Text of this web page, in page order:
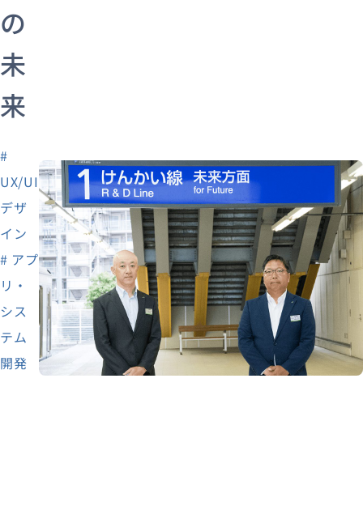
の
未
来
#
UX/UI
デザ
イン
# アプ
リ・
シス
テム
開発